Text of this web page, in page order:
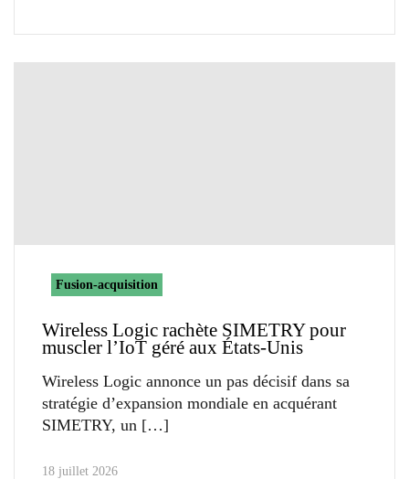
Fusion-acquisition
Wireless Logic rachète SIMETRY pour
muscler l’IoT géré aux États-Unis
Wireless Logic annonce un pas décisif dans sa
stratégie d’expansion mondiale en acquérant
SIMETRY, un
18 juillet 2026